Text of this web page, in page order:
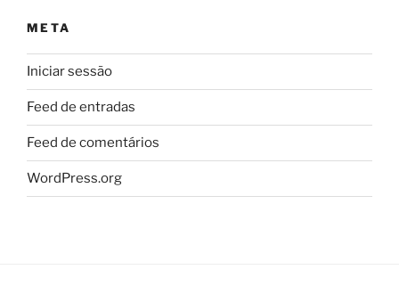
META
Iniciar sessão
Feed de entradas
Feed de comentários
WordPress.org